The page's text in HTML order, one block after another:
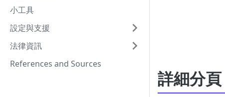
小工具
設定與支援
法律資訊
References and Sources
詳細分頁